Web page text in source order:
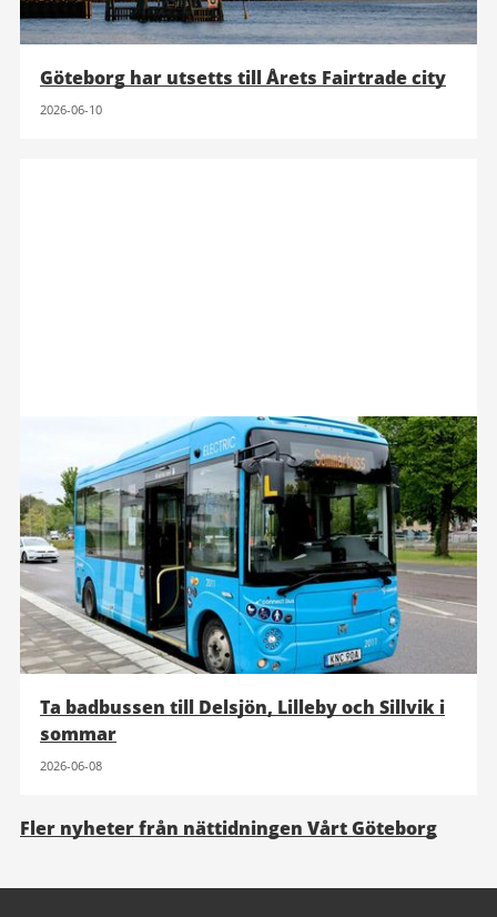
Göteborg har utsetts till Årets Fairtrade city
2026-06-10
Ta badbussen till Delsjön, Lilleby och Sillvik i
sommar
2026-06-08
Fler nyheter från nättidningen Vårt Göteborg